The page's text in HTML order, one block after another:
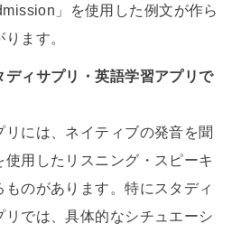
」を使用した例文が作ら
ます。
ディサプリ・英語学習アプリで
リには、ネイティブの発音を聞
使用したリスニング・スピーキ
ものがあります。特にスタディ
では、具体的なシチュエーシ